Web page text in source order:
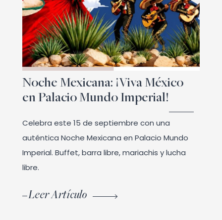
Noche Mexicana: ¡Viva México
en Palacio Mundo Imperial!
Celebra este 15 de septiembre con una
auténtica Noche Mexicana en Palacio Mundo
Imperial. Buffet, barra libre, mariachis y lucha
libre.
Leer Artículo